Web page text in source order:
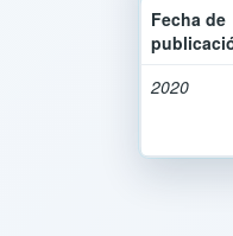
Fecha de
2020